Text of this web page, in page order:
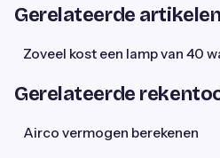
Gerelateerde
Zoveel kost een lamp van 40
Gerelateerde
Airco vermogen berekenen